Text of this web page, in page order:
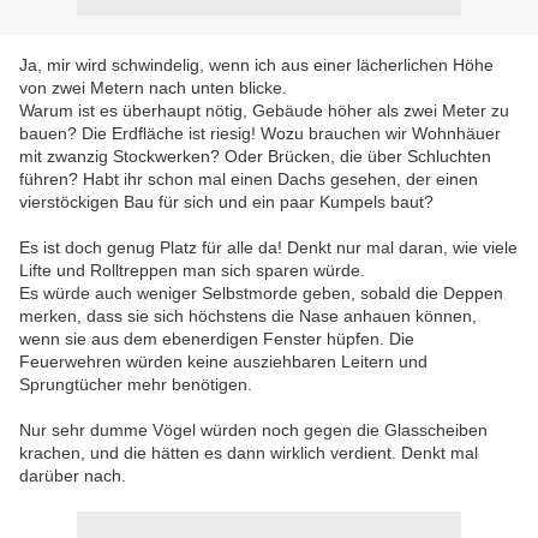
Ja, mir wird schwindelig, wenn ich aus einer lächerlichen Höhe
von zwei Metern nach unten blicke.
Warum ist es überhaupt nötig, Gebäude höher als zwei Meter zu
bauen? Die Erdfläche ist riesig! Wozu brauchen wir Wohnhäuer
mit zwanzig Stockwerken? Oder Brücken, die über Schluchten
führen? Habt ihr schon mal einen Dachs gesehen, der einen
vierstöckigen Bau für sich und ein paar Kumpels baut?
Es ist doch genug Platz für alle da! Denkt nur mal daran, wie viele
Lifte und Rolltreppen man sich sparen würde.
Es würde auch weniger Selbstmorde geben, sobald die Deppen
merken, dass sie sich höchstens die Nase anhauen können,
wenn sie aus dem ebenerdigen Fenster hüpfen. Die
Feuerwehren würden keine ausziehbaren Leitern und
Sprungtücher mehr benötigen.
Nur sehr dumme Vögel würden noch gegen die Glasscheiben
krachen, und die hätten es dann wirklich verdient. Denkt mal
darüber nach.